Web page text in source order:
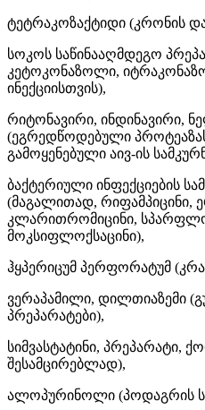
ტეტრაკოზაქტიდი (კრონის
სოკოს საწინააღმდეგო
კეტოკონაზოლი,
ინექციისთვის),
რიტონავირი, ინდინავირი,
(ეგრედწოდებული
გამოყენებული აივ-ის
ბაქტერიული ინფექციების
(მაგალითად, რიფამპიცინი,
კლარითრომიცინი,
მოკსიფლოქსაცინი),
ჰყპერიცუმ პერფორატუმ
ვერაპამილი, დილთიაზემი
პრეპარატები),
სიმვასტატინი, პრეპარატი,
შესამცირებლად),
ალოპურინოლი (პოდაგრის